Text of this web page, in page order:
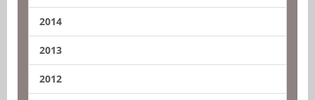
2014
2013
2012